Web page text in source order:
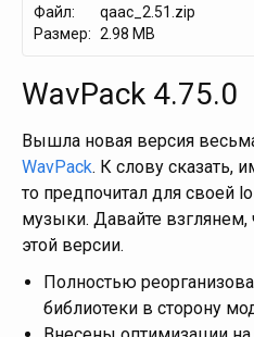
Файл:
qaac_2.51.zip
Размер: 2.98 MB
WavPack 4.75.0
Вышла новая версия
WavPack. К слову сказать,
то предпочитал для своей
музыки. Давайте взглянем,
этой версии.
Полностью
библиотеки в сторону